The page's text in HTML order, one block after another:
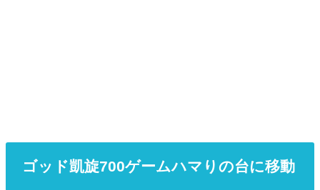
ゴッド凱旋700ゲームハマりの台に移動